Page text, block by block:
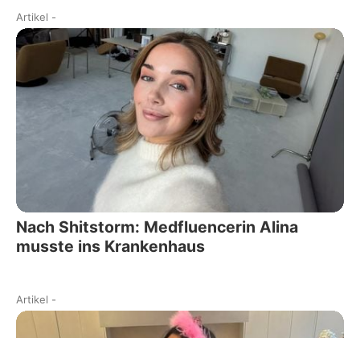
Artikel -
Nach Shitstorm: Medfluencerin Alina
musste ins Krankenhaus
Artikel -